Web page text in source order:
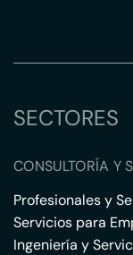
SECTORES
CONSULTORÍA Y
Profesionales y
Servicios para
Ingeniería y